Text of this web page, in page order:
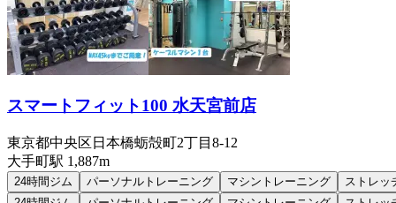
スマートフィット100 水天宮前店
東京都中央区日本橋蛎殻町2丁目8-12
大手町駅 1,887m
24時間ジム パーソナルトレーニング マシントレーニング
ストレッ